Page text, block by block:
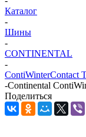
Каталог
-
Шины
-
CONTINENTAL
-
ContiWinterContact
-Continental
Поделиться